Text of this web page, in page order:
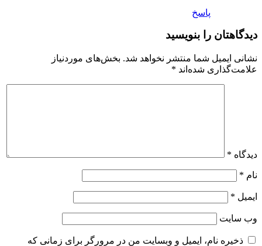
پاسخ
دیدگاهتان را بنویسید
نشانی ایمیل شما منتشر نخواهد شد. بخش‌های موردنیاز
علامت‌گذاری شده‌اند *
دیدگاه *
نام *
ایمیل *
وب‌ سایت
ذخیره نام، ایمیل و وبسایت من در مرورگر برای زمانی که